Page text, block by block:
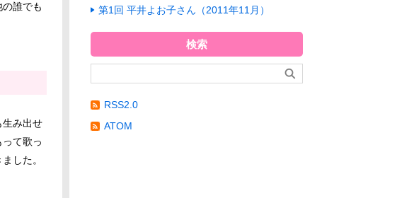
誰でも
生み出せ
て歌っ
した。
第1回 平井よお子さん（2011年11月）
検索
RSS2.0
ATOM